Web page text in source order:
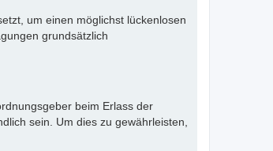
um einen möglichst lückenlosen
grundsätzlich
beim Erlass der
sein. Um dies zu gewährleisten,